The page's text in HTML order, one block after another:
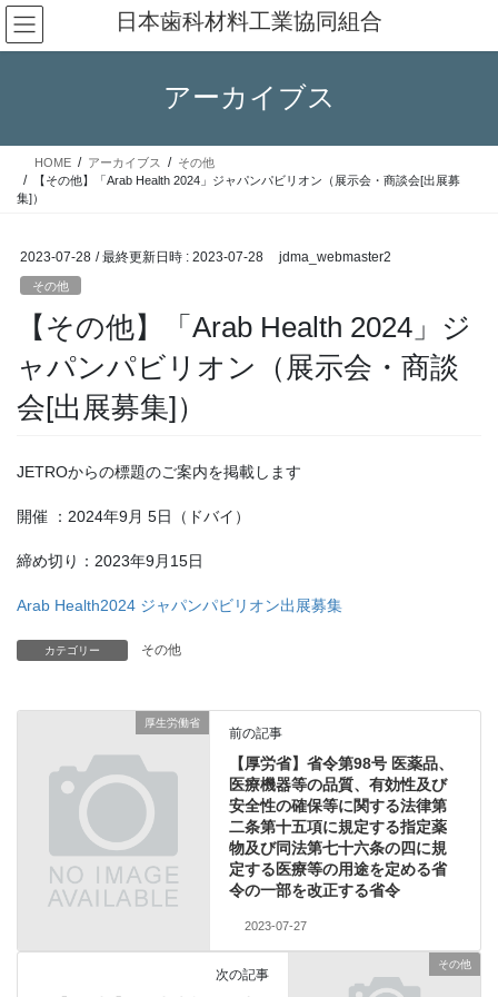
コ
ン
テ
ス
ナ
ビ
ゲ
ン
日本歯科材料工業協同組合
アーカイブス
HOME アーカイブス
その他
【その他】「Arab Health 2024」ジャパンパビリオン（展示会・商談会[出展募
集]）
2023-07-28 / 最終更新日時 : 2023-07-28 jdma_webmaster2
その他
【その他】「Arab Health 2024」ジ
ャパンパビリオン（展示会・商談
会[出展募集]）
JETROからの標題のご案内を掲載します
開催 ：2024年9月 5日（ドバイ）
締め切り：2023年9月15日
Arab Health2024 ジャパンパビリオン出展募集
カテゴリー その他
厚生労働省
前の記事
【厚労省】省令第98号 医薬品、
医療機器等の品質、有効性及び
安全性の確保等に関する法律第
二条第十五項に規定する指定薬
物及び同法第七十六条の四に規
定する医療等の用途を定める省
令の一部を改正する省令
2023-07-27
その他
次の記事